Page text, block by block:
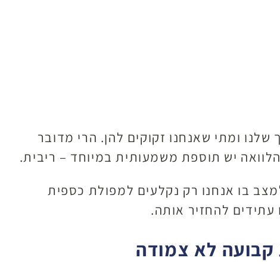
ומתי שאנחנו זקוקים להן. הרי מדובר
יש תוספת משמעותית במיוחד – ריבית.
בו אנחנו רק נקלעים למפולת כספית
עתידים להחזיר אותה.
קבועה לא צמודה